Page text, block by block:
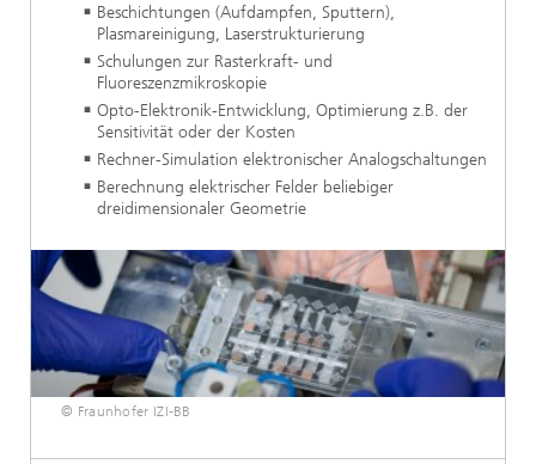
Beschichtungen (Aufdampfen, Sputtern),
Plasmareinigung, Laserstrukturierung
Schulungen zur Rasterkraft- und
Fluoreszenzmikroskopie
Opto-Elektronik-Entwicklung, Optimierung z.B. der
Sensitivität oder der Kosten
Rechner-Simulation elektronischer Analogschaltungen
Berechnung elektrischer Felder beliebiger
dreidimensionaler Geometrie
© Fraunhofer IZI-BB